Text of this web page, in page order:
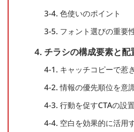
3-4. 色使いのポイント
3-5. フォント選びの重要
4. チラシの構成要素と配
4-1. キャッチコピーで惹
4-2. 情報の優先順位を意
4-3. 行動を促すCTAの設置
4-4. 空白を効果的に活用